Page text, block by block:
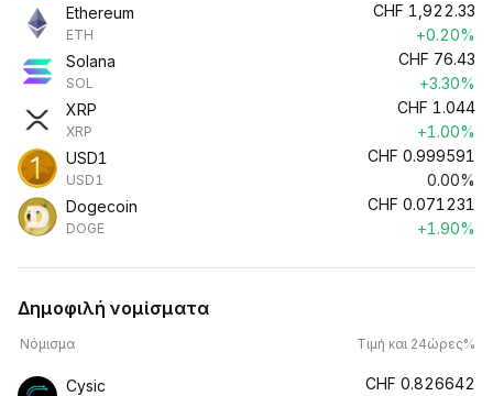
Ethereum
ETH
CHF 1,922.33
+0.20%
Solana
SOL
CHF 76.43
+3.30%
XRP
XRP
CHF 1.044
+1.00%
USD1
USD1
CHF 0.999591
0.00%
Dogecoin
DOGE
CHF 0.071231
+1.90%
Δημοφιλή νομίσματα
Νόμισμα Τιμή και 24ώρες%
Cysic CHF 0.826642